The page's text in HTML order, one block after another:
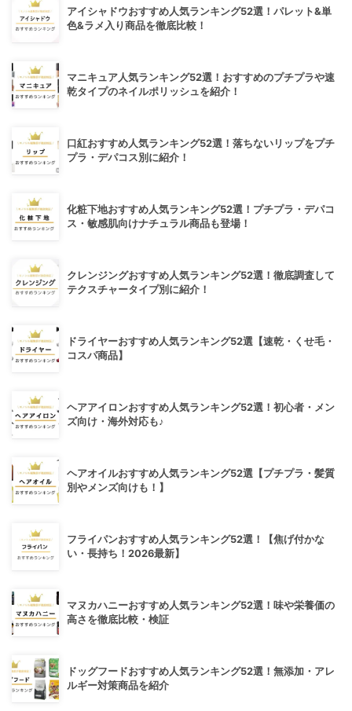
アイシャドウおすすめ人気ランキング52選！パレット&単
色&ラメ入り商品を徹底比較！
マニキュア人気ランキング52選！おすすめのプチプラや速
乾タイプのネイルポリッシュを紹介！
口紅おすすめ人気ランキング52選！落ちないリップをプチ
プラ・デパコス別に紹介！
化粧下地おすすめ人気ランキング52選！プチプラ・デパコ
ス・敏感肌向けナチュラル商品も登場！
クレンジングおすすめ人気ランキング52選！徹底調査して
テクスチャータイプ別に紹介！
ドライヤーおすすめ人気ランキング52選【速乾・くせ毛・
コスパ商品】
ヘアアイロンおすすめ人気ランキング52選！初心者・メン
ズ向け・海外対応も♪
ヘアオイルおすすめ人気ランキング52選【プチプラ・髪質
別やメンズ向けも！】
フライパンおすすめ人気ランキング52選！【焦げ付かな
い・長持ち！2026最新】
マヌカハニーおすすめ人気ランキング52選！味や栄養価の
高さを徹底比較・検証
ドッグフードおすすめ人気ランキング52選！無添加・アレ
ルギー対策商品を紹介